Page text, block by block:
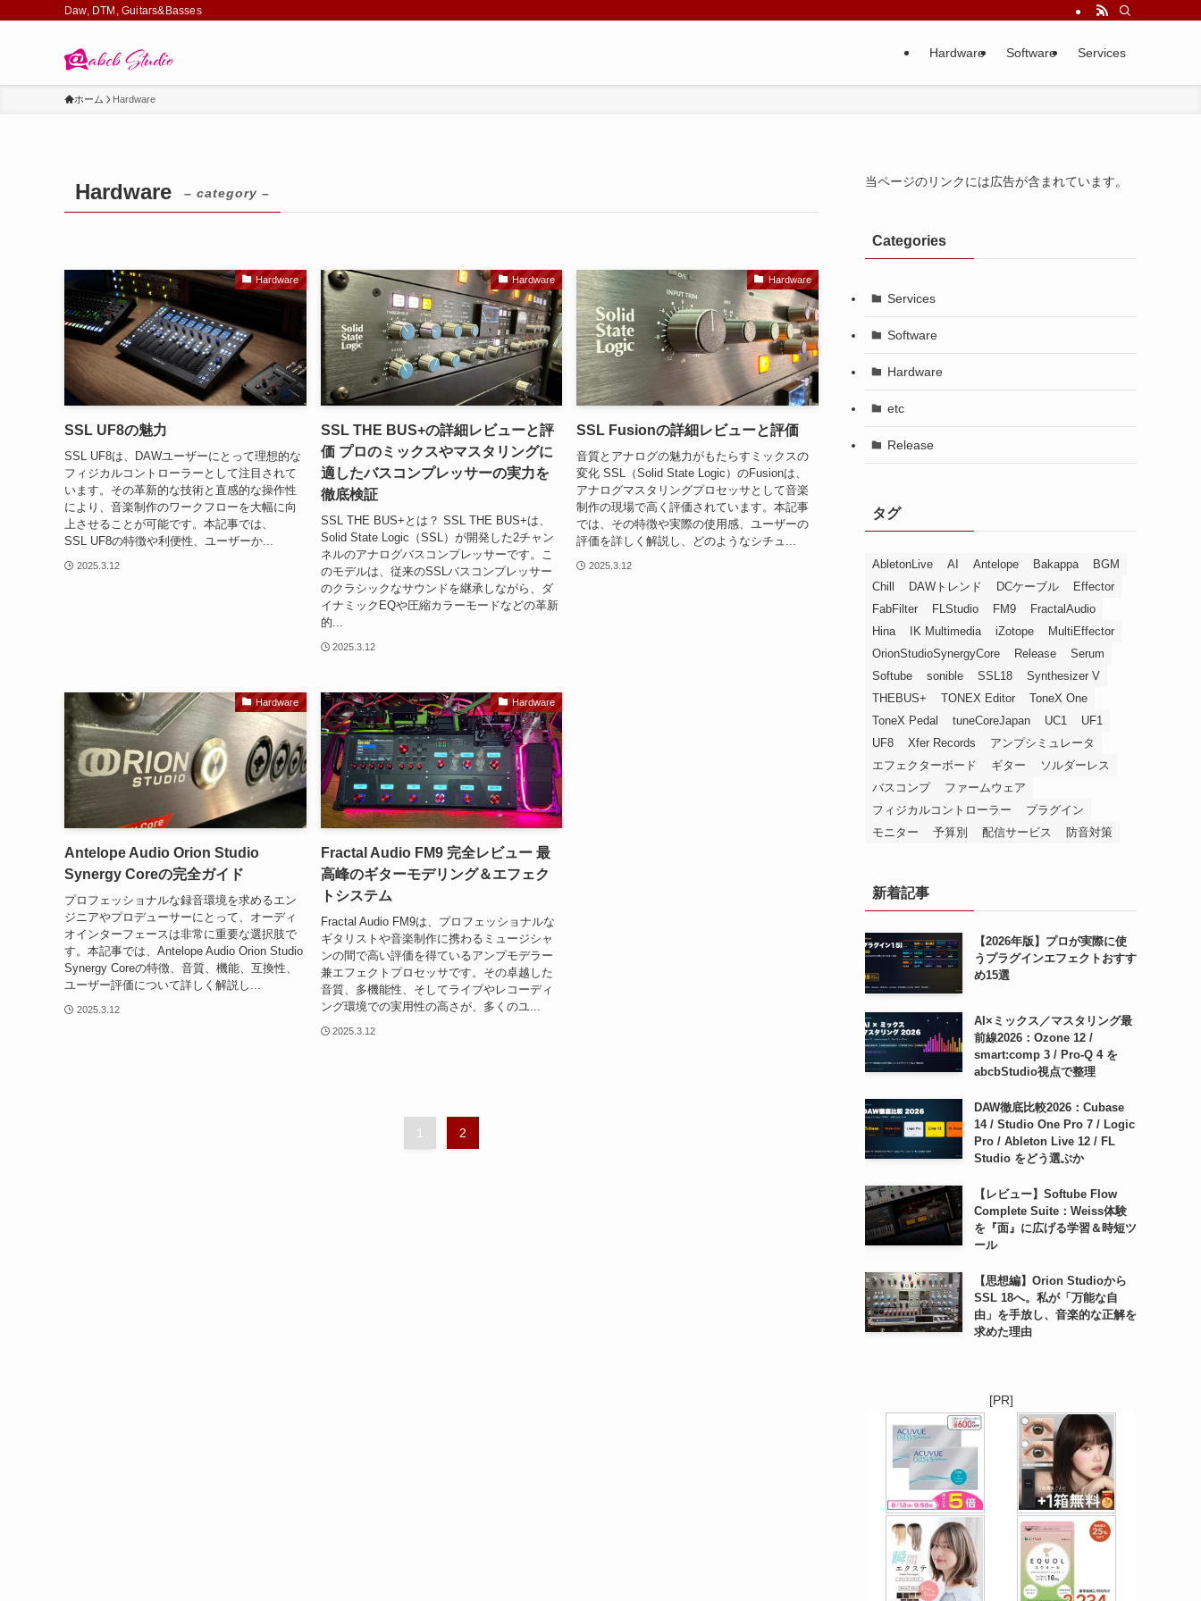
Daw, DTM, Guitars&Basses
Hardware Software Services
ホーム Hardware
Hardware – category –
Hardware
SSL UF8の魅力
SSL UF8は、DAWユーザーにとって理想的な
フィジカルコントローラーとして注目されて
います。その革新的な技術と直感的な操作性
により、音楽制作のワークフローを大幅に向
上させることが可能です。本記事では、
SSL UF8の特徴や利便性、ユーザーか...
2025.3.12
Hardware
SSL THE BUS+の詳細レビューと評
価 プロのミックスやマスタリングに
適したバスコンプレッサーの実力を
徹底検証
SSL THE BUS+とは？ SSL THE BUS+は、
Solid State Logic（SSL）が開発した2チャン
ネルのアナログバスコンプレッサーです。こ
のモデルは、従来のSSLバスコンプレッサー
のクラシックなサウンドを継承しながら、ダ
イナミックEQや圧縮カラーモードなどの革新
的...
2025.3.12
Hardware
SSL Fusionの詳細レビューと評価
音質とアナログの魅力がもたらすミックスの
変化 SSL（Solid State Logic）のFusionは、
アナログマスタリングプロセッサとして音楽
制作の現場で高く評価されています。本記事
では、その特徴や実際の使用感、ユーザーの
評価を詳しく解説し、どのようなシチュ...
2025.3.12
Hardware
Antelope Audio Orion Studio
Synergy Coreの完全ガイド
プロフェッショナルな録音環境を求めるエン
ジニアやプロデューサーにとって、オーディ
オインターフェースは非常に重要な選択肢で
す。本記事では、Antelope Audio Orion Studio
Synergy Coreの特徴、音質、機能、互換性、
ユーザー評価について詳しく解説し...
2025.3.12
Hardware
Fractal Audio FM9 完全レビュー 最
高峰のギターモデリング＆エフェク
トシステム
Fractal Audio FM9は、プロフェッショナルな
ギタリストや音楽制作に携わるミュージシャ
ンの間で高い評価を得ているアンプモデラー
兼エフェクトプロセッサです。その卓越した
音質、多機能性、そしてライブやレコーディ
ング環境での実用性の高さが、多くのユ...
2025.3.12
1 2
当ページのリンクには広告が含まれています。
Categories
Services
Software
Hardware
etc
Release
タグ
AbletonLive AI Antelope Bakappa
BGM
Chill
DAWトレンド DCケーブル
Effector
FabFilter
FLStudio FM9
FractalAudio
Hina
IK Multimedia iZotope
MultiEffector
OrionStudioSynergyCore
Release
Serum
Softube
sonible SSL18
Synthesizer V
THEBUS+
TONEX Editor
ToneX One
ToneX Pedal
tuneCoreJapan UC1
UF1
UF8
Xfer Records
アンプシミュレータ
エフェクターボード
ギター
ソルダーレス
バスコンプ
ファームウェア
フィジカルコントローラー
プラグイン
モニター
予算別 配信サービス 防音対策
新着記事
【2026年版】プロが実際に使
うプラグインエフェクトおすす
め15選
AI×ミックス／マスタリング最
前線2026：Ozone 12 /
smart:comp 3 / Pro-Q 4 を
abcbStudio視点で整理
DAW徹底比較2026：Cubase
14 / Studio One Pro 7 / Logic
Pro / Ableton Live 12 / FL
Studio をどう選ぶか
【レビュー】Softube Flow
Complete Suite：Weiss体験
を『面』に広げる学習＆時短ツ
ール
【思想編】Orion Studioから
SSL 18へ。私が「万能な自
由」を手放し、音楽的な正解を
求めた理由
[PR]